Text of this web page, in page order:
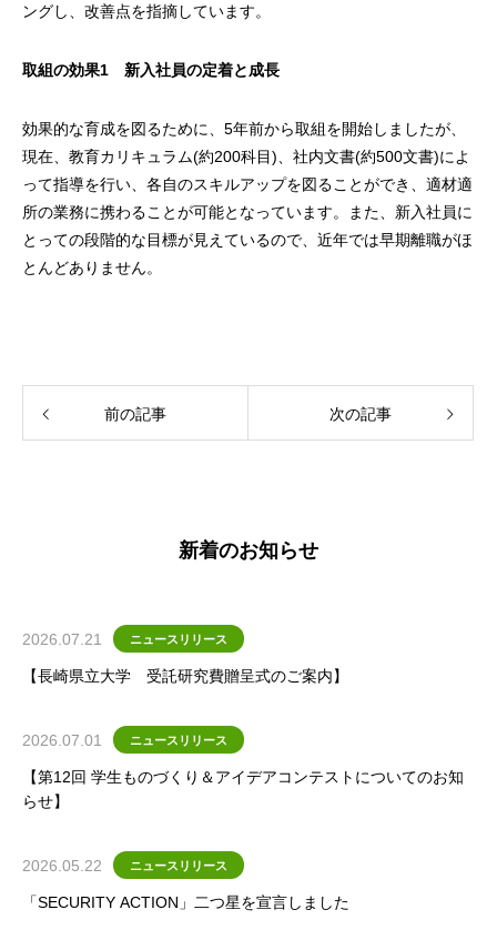
ングし、改善点を指摘しています。
取組の効果1 新入社員の定着と成長
効果的な育成を図るために、5年前から取組を開始しましたが、
現在、教育カリキュラム(約200科目)、社内文書(約500文書)によ
って指導を行い、各自のスキルアップを図ることができ、適材適
所の業務に携わることが可能となっています。また、新入社員に
とっての段階的な目標が見えているので、近年では早期離職がほ
とんどありません。
前の記事 次の記事
新着のお知らせ
2026.07.21 ニュースリリース
【長崎県立大学 受託研究費贈呈式のご案内】
2026.07.01 ニュースリリース
【第12回 学生ものづくり＆アイデアコンテストについてのお知
らせ】
2026.05.22 ニュースリリース
「SECURITY ACTION」二つ星を宣言しました